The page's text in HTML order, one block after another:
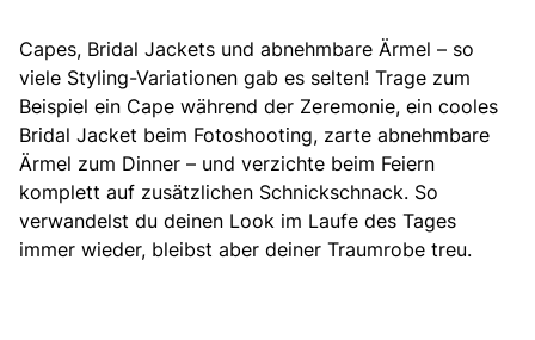
Capes, Bridal Jackets und abnehmbare Ärmel – so
viele Styling-Variationen gab es selten! Trage zum
Beispiel ein Cape während der Zeremonie, ein cooles
Bridal Jacket beim Fotoshooting, zarte abnehmbare
Ärmel zum Dinner – und verzichte beim Feiern
komplett auf zusätzlichen Schnickschnack. So
verwandelst du deinen Look im Laufe des Tages
immer wieder, bleibst aber deiner Traumrobe treu.